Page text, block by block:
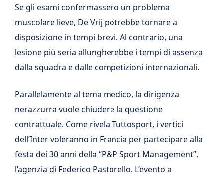
Se gli esami confermassero un problema
muscolare lieve, De Vrij potrebbe tornare a
disposizione in tempi brevi. Al contrario, una
lesione più seria allungherebbe i tempi di assenza
dalla squadra e dalle competizioni internazionali.
Parallelamente al tema medico, la dirigenza
nerazzurra vuole chiudere la questione
contrattuale. Come rivela Tuttosport, i vertici
dell’Inter voleranno in Francia per partecipare alla
festa dei 30 anni della “P&P Sport Management”,
l’agenzia di Federico Pastorello. L’evento a